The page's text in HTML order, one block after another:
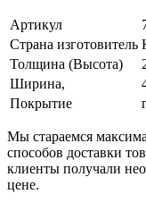
Артикул
Страна изготовитель
Толщина (Высота)
Ширина,
Покрытие
Мы стараемся
способов доставки
клиенты получали
цене.